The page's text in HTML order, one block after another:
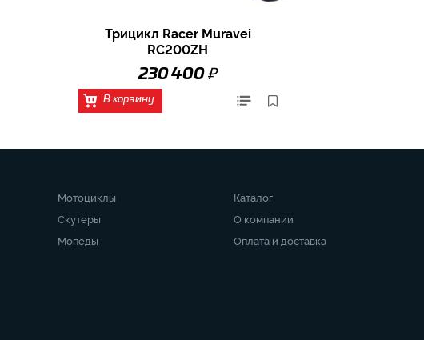
Трицикл Racer Muravei
RC200ZH
230 400 ₽
В корзину
Мотоциклы
Скутеры
Мопеды
Каталог
О компании
Оплата и доставка